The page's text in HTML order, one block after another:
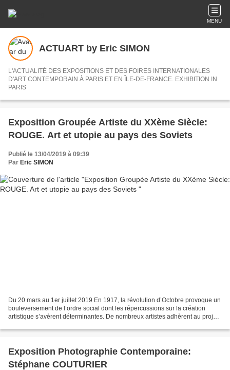
MENU
ACTUART by Eric SIMON
L'ACTUALITÉ DES EXPOSITIONS ET DES FOIRES INTERNATIONALES
D'ART CONTEMPORAIN À PARIS ET EN ÎLE-DE-FRANCE. EXHIBITION IN
PARIS
Exposition Groupée Artiste du XXème Siècle:
ROUGE. Art et utopie au pays des Soviets
Publié le 13/04/2019 à 09:39
Par Eric SIMON
Du 20 mars au 1er juillet 2019 En 1917, la révolution d’Octobre provoque un
bouleversement de l’ordre social dont les répercussions sur la création
artistique s’avèrent déterminantes. De nombreux artistes adhèrent au projet
Exposition Photographie Contemporaine:
Stéphane COUTURIER